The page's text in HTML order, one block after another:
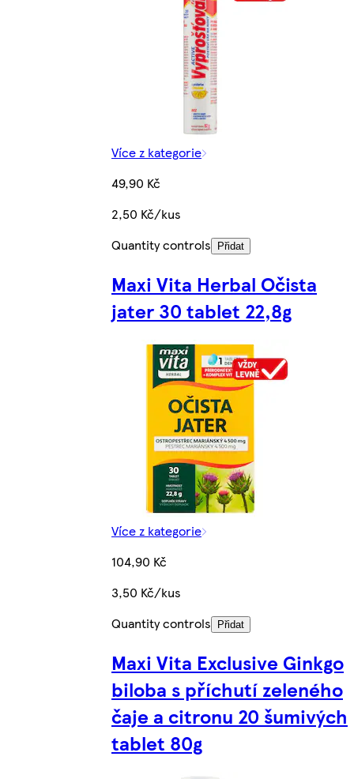
Více z kategorie
49,90 Kč
2,50 Kč/kus
Quantity controls
Přidat
Maxi Vita Herbal Očista
jater 30 tablet 22,8g
Více z kategorie
104,90 Kč
3,50 Kč/kus
Quantity controls
Přidat
Maxi Vita Exclusive Ginkgo
biloba s příchutí zeleného
čaje a citronu 20 šumivých
tablet 80g